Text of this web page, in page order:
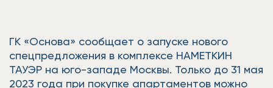
ГК «Основа» сообщает о запуске нового
спецпредложения в комплексе НАМЕТКИН
ТАУЭР на юго-западе Москвы. Только до 31 мая
2023 года при покупке апартаментов можно